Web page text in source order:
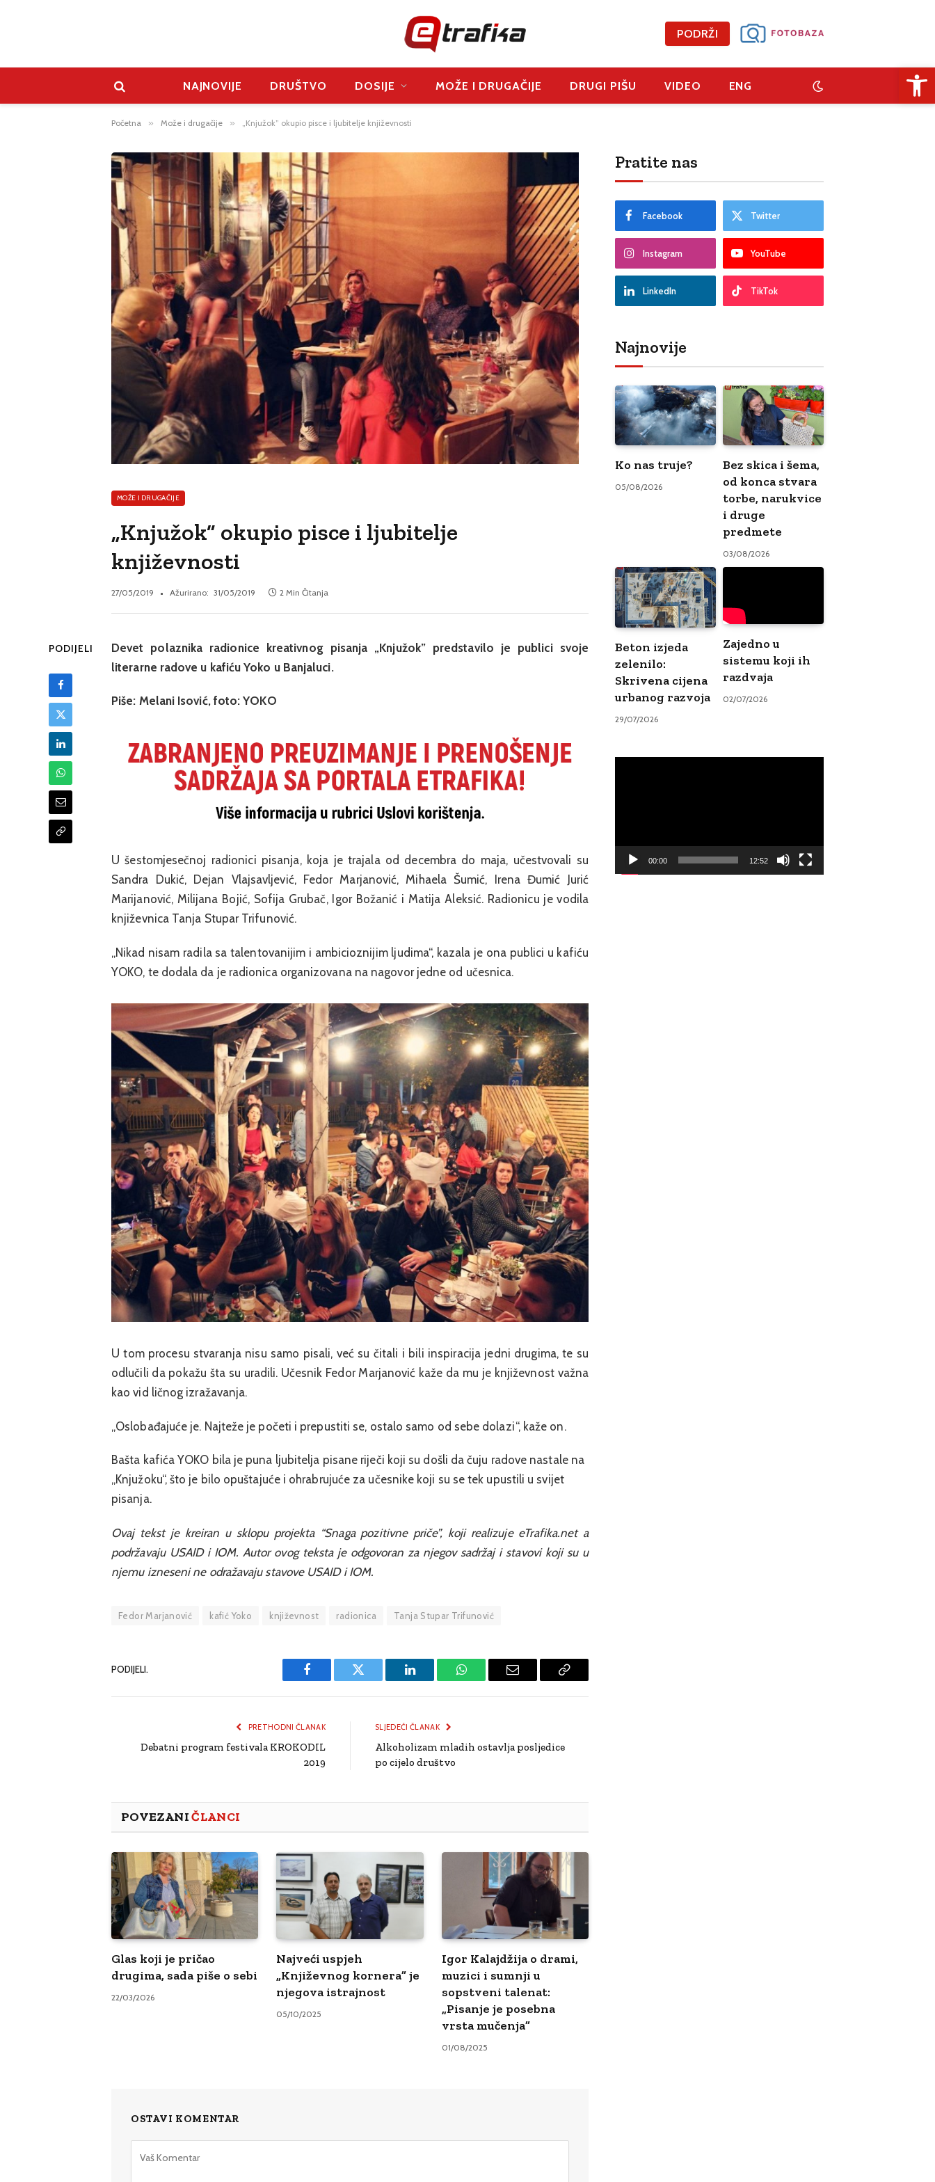
PODRŽI
NAJNOVIJE DRUŠTVO DOSIJE MOŽE I DRUGAČIJE DRUGI PIŠU VIDEO ENG
Početna » Može i drugačije » „Knjužok” okupio pisce i ljubitelje književnosti
MOŽE I DRUGAČIJE
„Knjužok” okupio pisce i ljubitelje
književnosti
27/05/2019 Ažurirano: 31/05/2019 2 Min Čitanja
PODIJELI
Devet polaznika radionice kreativnog pisanja „Knjužok” predstavilo je publici svoje
literarne radove u kafiću Yoko u Banjaluci.
Piše: Melani Isović, foto: YOKO
U šestomjesečnoj radionici pisanja, koja je trajala od decembra do maja, učestvovali su
Sandra Dukić, Dejan Vlajsavljević, Fedor Marjanović, Mihaela Šumić, Irena Đumić Jurić
Marijanović, Milijana Bojić, Sofija Grubač, Igor Božanić i Matija Aleksić. Radionicu je vodila
književnica Tanja Stupar Trifunović.
„Nikad nisam radila sa talentovanijim i ambicioznijim ljudima“, kazala je ona publici u kafiću
YOKO, te dodala da je radionica organizovana na nagovor jedne od učesnica.
U tom procesu stvaranja nisu samo pisali, već su čitali i bili inspiracija jedni drugima, te su
odlučili da pokažu šta su uradili. Učesnik Fedor Marjanović kaže da mu je književnost važna
kao vid ličnog izražavanja.
„Oslobađajuće je. Najteže je početi i prepustiti se, ostalo samo od sebe dolazi“, kaže on.
Bašta kafića YOKO bila je puna ljubitelja pisane riječi koji su došli da čuju radove nastale na
„Knjužoku“, što je bilo opuštajuće i ohrabrujuće za učesnike koji su se tek upustili u svijet
pisanja.
Ovaj tekst je kreiran u sklopu projekta “Snaga pozitivne priče”, koji realizuje eTrafika.net a
podržavaju USAID i IOM. Autor ovog teksta je odgovoran za njegov sadržaj i stavovi koji su u
njemu izneseni ne odražavaju stavove USAID i IOM.
Fedor Marjanović kafić Yoko književnost radionica Tanja Stupar Trifunović
PODIJELI.
Facebook Twitter LinkedIn WhatsAppEmail
Copy
PRETHODNI ČLANAK
Debatni program festivala KROKODIL
2019
SLJEDEĆI ČLANAK
Alkoholizam mladih ostavlja posljedice
po cijelo društvo
POVEZANIČLANCI
Glas koji je pričao
drugima, sada piše o sebi
22/03/2026
Najveći uspjeh
„Književnog kornera” je
njegova istrajnost
05/10/2025
Igor Kalajdžija o drami,
muzici i sumnji u
sopstveni talenat:
„Pisanje je posebna
vrsta mučenja”
01/08/2025
OSTAVI KOMENTAR
Pratite nas
Facebook Twitter
Instagram YouTube
LinkedIn TikTok
Najnovije
Ko nas truje?
05/08/2026
Bez skica i šema,
od konca stvara
torbe, narukvice
i druge
predmete
03/08/2026
Beton izjeda
zelenilo:
Skrivena cijena
urbanog razvoja
29/07/2026
Zajedno u
sistemu koji ih
razdvaja
02/07/2026
00:00 12:52